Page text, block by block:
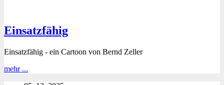
trotzdem
weiter
in
den
gehe
Einsatzfähig
Einsatzfähig - ein Cartoon von Bernd Zeller
mehr ...